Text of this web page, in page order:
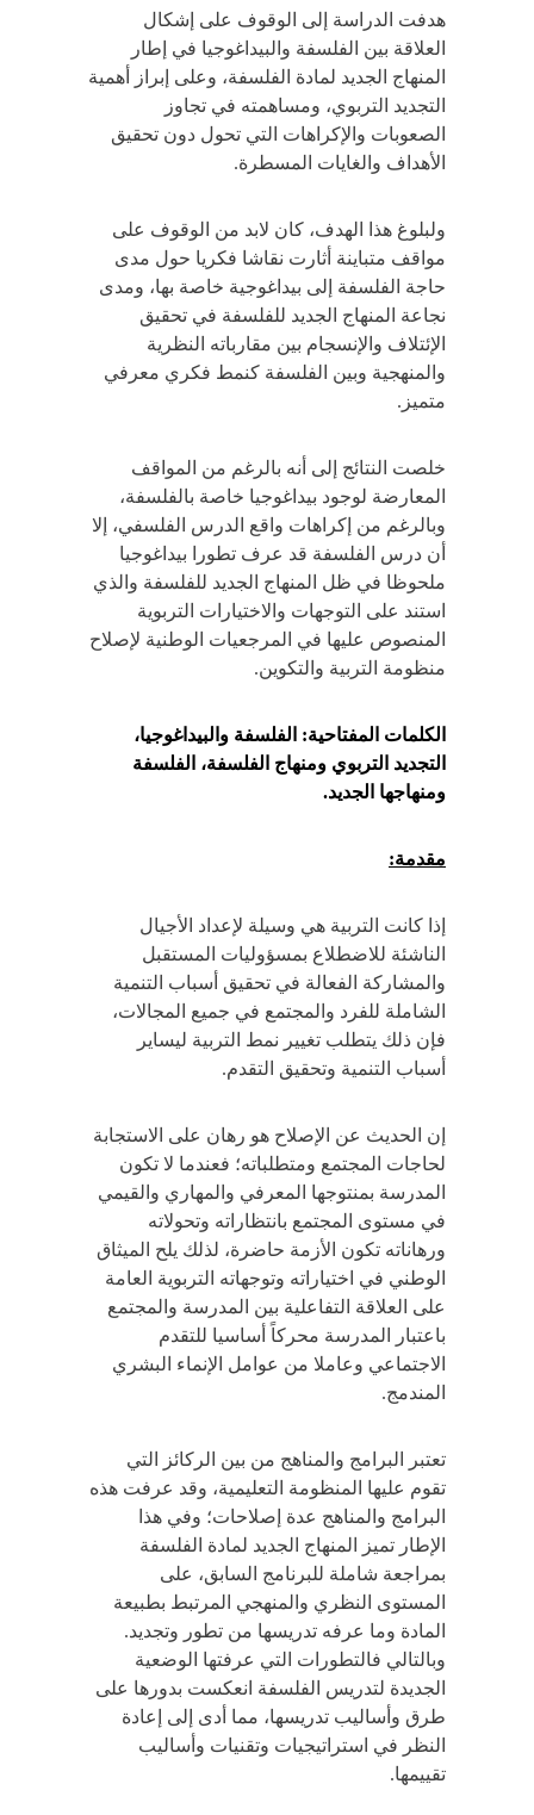
هدفت الدراسة إلى الوقوف على إشكال
العلاقة بين الفلسفة والبيداغوجيا في إطار
المنهاج الجديد لمادة الفلسفة، وعلى إبراز أهمية
التجديد التربوي، ومساهمته في تجاوز
الصعوبات والإكراهات التي تحول دون تحقيق
الأهداف والغايات المسطرة.
ولبلوغ هذا الهدف، كان لابد من الوقوف على
مواقف متباينة أثارت نقاشا فكريا حول مدى
حاجة الفلسفة إلى بيداغوجية خاصة بها، ومدى
نجاعة المنهاج الجديد للفلسفة في تحقيق
الإئتلاف والإنسجام بين مقارباته النظرية
والمنهجية وبين الفلسفة كنمط فكري معرفي
متميز.
خلصت النتائج إلى أنه بالرغم من المواقف
المعارضة لوجود بيداغوجيا خاصة بالفلسفة،
وبالرغم من إكراهات واقع الدرس الفلسفي، إلا
أن درس الفلسفة قد عرف تطورا بيداغوجيا
ملحوظا في ظل المنهاج الجديد للفلسفة والذي
استند على التوجهات والاختيارات التربوية
المنصوص عليها في المرجعيات الوطنية لإصلاح
منظومة التربية والتكوين.
الكلمات المفتاحية: الفلسفة والبيداغوجيا،
التجديد التربوي ومنهاج الفلسفة، الفلسفة
ومنهاجها الجديد.
مقدمة:
إذا كانت التربية هي وسيلة لإعداد الأجيال
الناشئة للاضطلاع بمسؤوليات المستقبل
والمشاركة الفعالة في تحقيق أسباب التنمية
الشاملة للفرد والمجتمع في جميع المجالات،
فإن ذلك يتطلب تغيير نمط التربية ليساير
أسباب التنمية وتحقيق التقدم.
إن الحديث عن الإصلاح هو رهان على الاستجابة
لحاجات المجتمع ومتطلباته؛ فعندما لا تكون
المدرسة بمنتوجها المعرفي والمهاري والقيمي
في مستوى المجتمع بانتظاراته وتحولاته
ورهاناته تكون الأزمة حاضرة، لذلك يلح الميثاق
الوطني في اختياراته وتوجهاته التربوية العامة
على العلاقة التفاعلية بين المدرسة والمجتمع
باعتبار المدرسة محركاً أساسيا للتقدم
الاجتماعي وعاملا من عوامل الإنماء البشري
المندمج.
تعتبر البرامج والمناهج من بين الركائز التي
تقوم عليها المنظومة التعليمية، وقد عرفت هذه
البرامج والمناهج عدة إصلاحات؛ وفي هذا
الإطار تميز المنهاج الجديد لمادة الفلسفة
بمراجعة شاملة للبرنامج السابق، على
المستوى النظري والمنهجي المرتبط بطبيعة
المادة وما عرفه تدريسها من تطور وتجديد.
وبالتالي فالتطورات التي عرفتها الوضعية
الجديدة لتدريس الفلسفة انعكست بدورها على
طرق وأساليب تدريسها، مما أدى إلى إعادة
النظر في استراتيجيات وتقنيات وأساليب
تقييمها.